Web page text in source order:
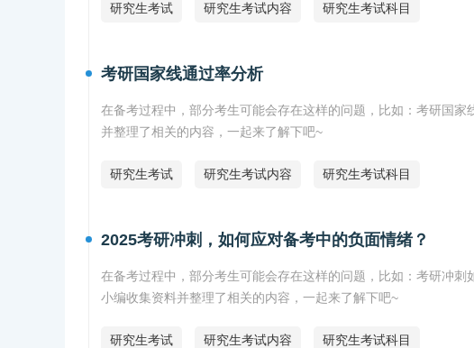
研究生考试 研究生考试内容 研究生考试科目
考研国家线通过率分析
在备考过程中，部分考生可能会存在这样的问题，比如：考研国
并整理了相关的内容，一起来了解下吧~
研究生考试 研究生考试内容 研究生考试科目
2025考研冲刺，如何应对备考中的负面情绪？
在备考过程中，部分考生可能会存在这样的问题，比如：考研冲
小编收集资料并整理了相关的内容，一起来了解下吧~
研究生考试 研究生考试内容 研究生考试科目